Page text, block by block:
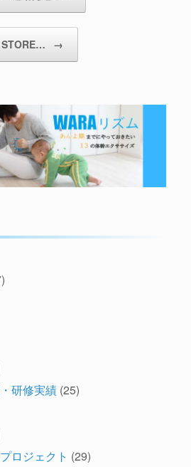
STORE… →
研修実績 (25)
ロジェクト (29)